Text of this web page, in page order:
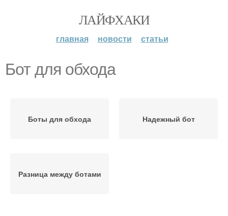
ЛАЙФХАКИ
главная новости статьи
Бот для обхода
Боты для обхода Надежный бот
Разница между ботами